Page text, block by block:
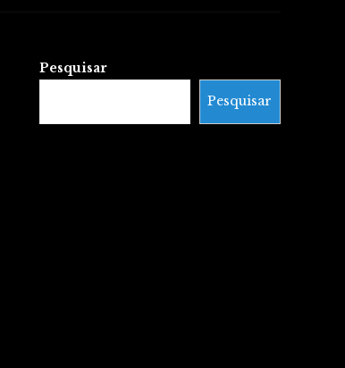
Pesquisar
Pesquisar